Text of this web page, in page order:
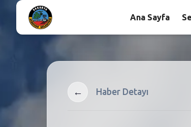
← Haber Detayı
Ana Sayfa